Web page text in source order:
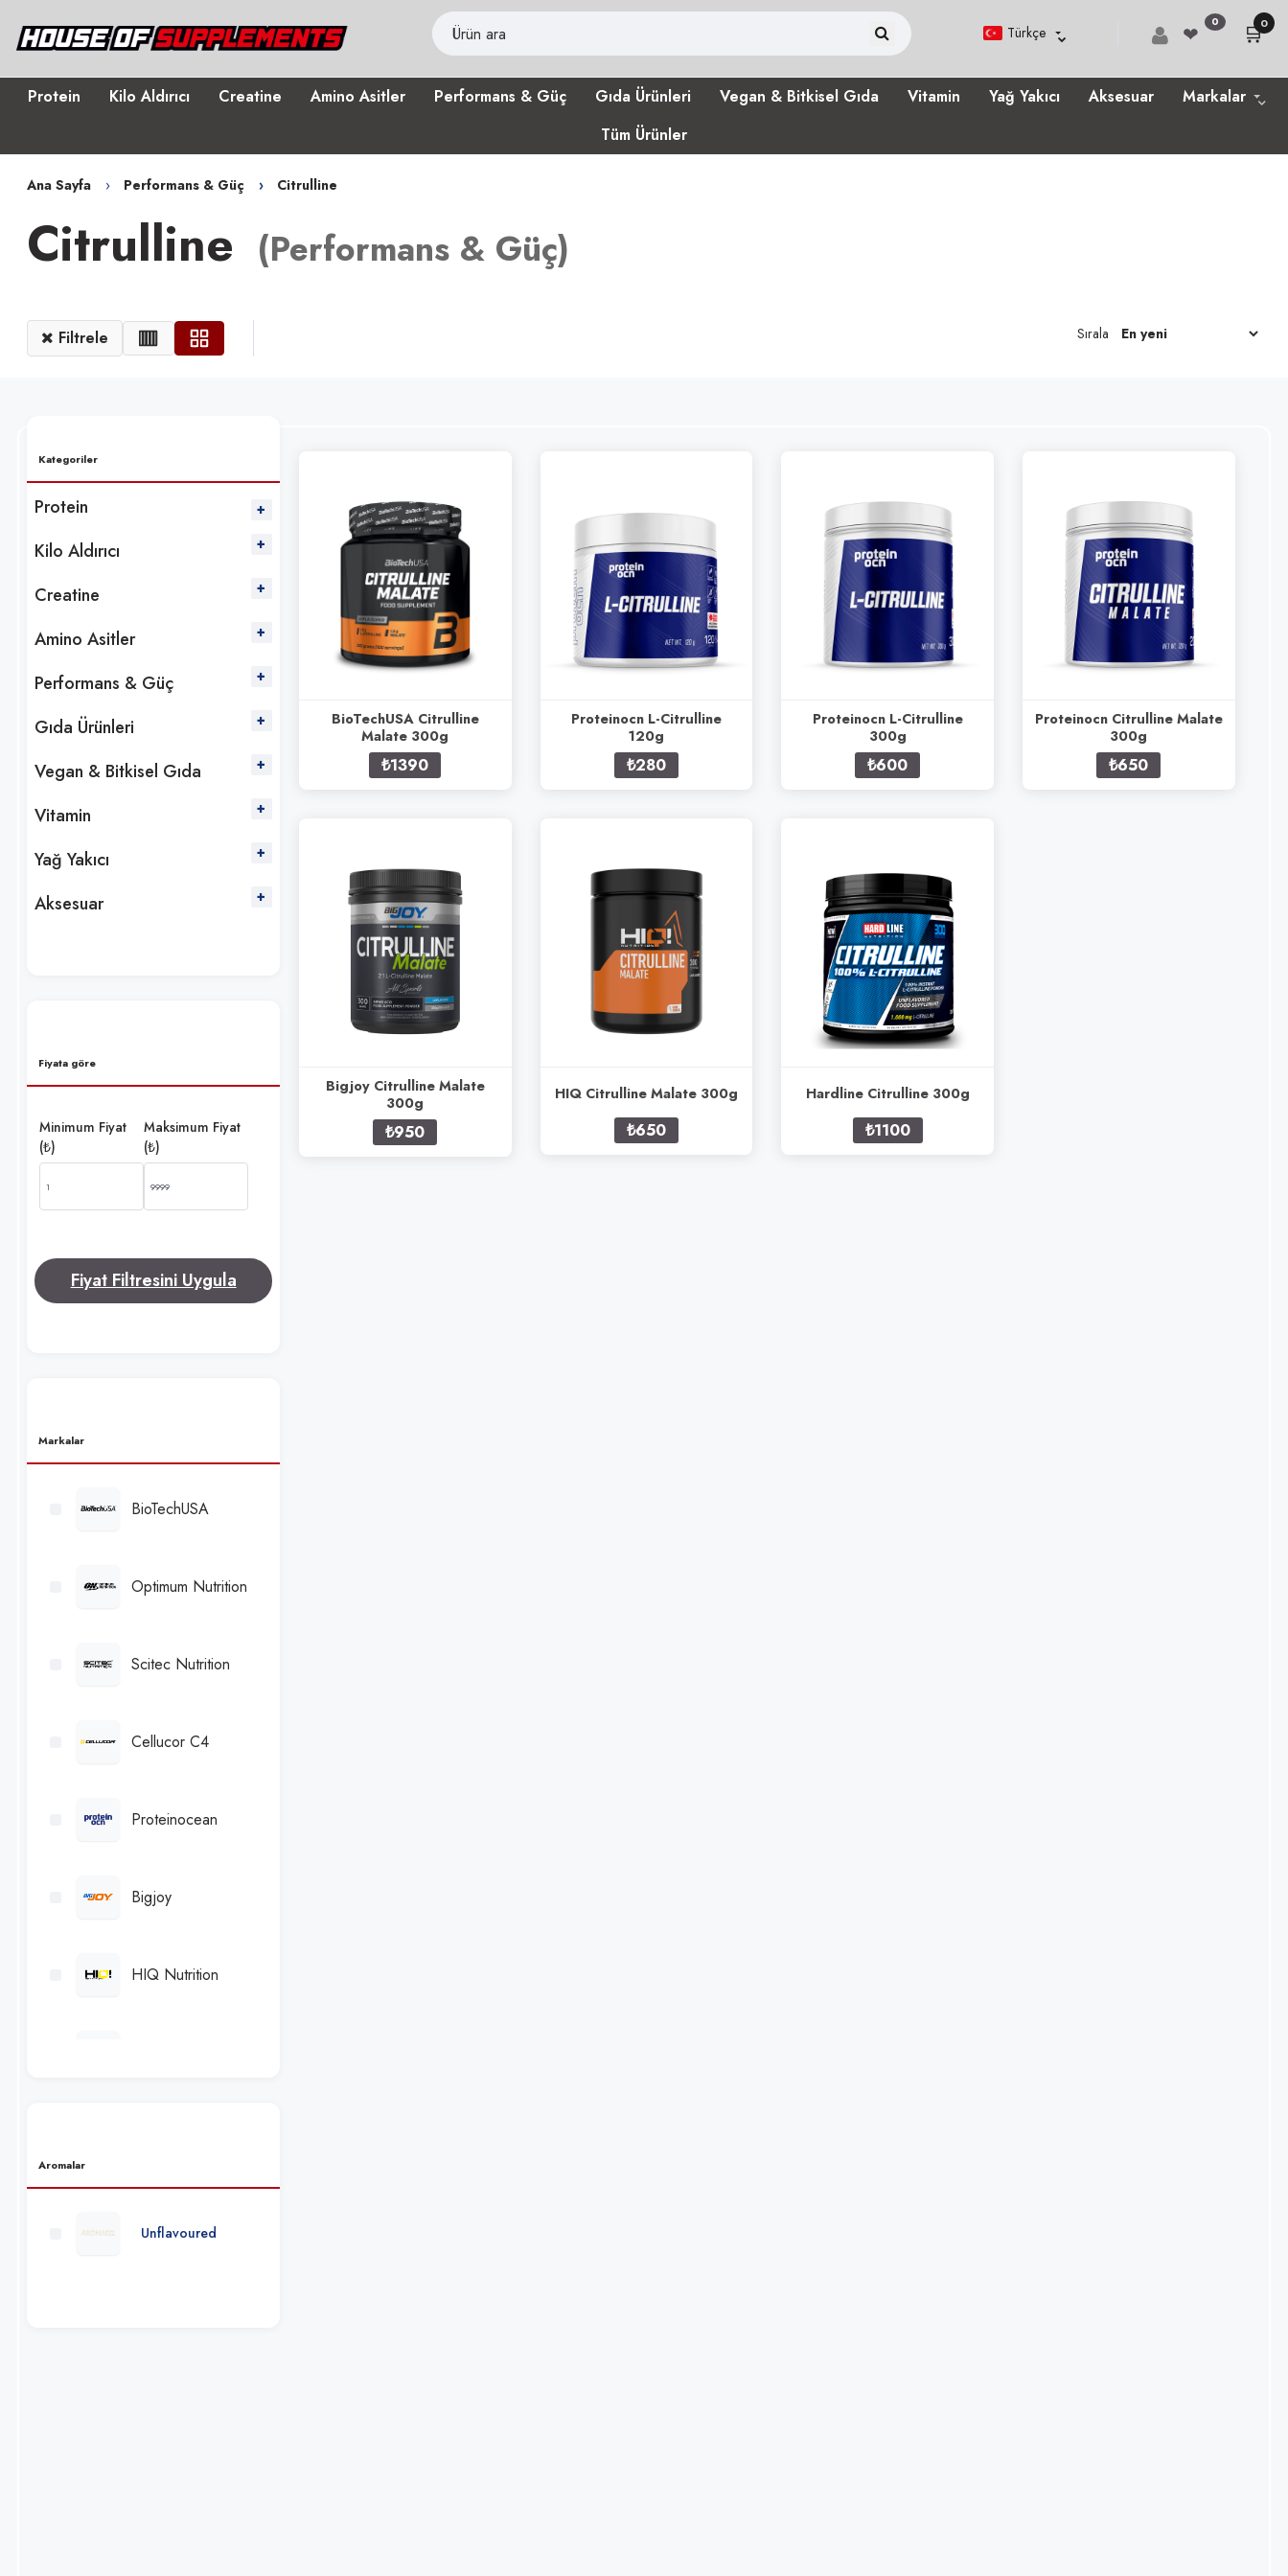
❤ 0 🛒0
Türkçe
Protein Kilo Aldırıcı Creatine Amino Asitler Performans & Güç Gıda Ürünleri Vegan & Bitkisel Gıda Vitamin Yağ Yakıcı Aksesuar
Markalar
Tüm Ürünler
Ana Sayfa Performans & Güç Citrulline
Citrulline (Performans & Güç)
Filtrele Sırala
Kategoriler
Protein
Kilo Aldırıcı
Creatine
Amino Asitler
Performans & Güç
Gıda Ürünleri
Vegan & Bitkisel Gıda
Vitamin
Yağ Yakıcı
Aksesuar
Fiyata göre
Minimum Fiyat
(₺)
Maksimum Fiyat
(₺)
Fiyat Filtresini Uygula
Markalar
BioTechUSA
Optimum Nutrition
Scitec Nutrition
Cellucor C4
Proteinocean
Bigjoy
HIQ Nutrition
Aromalar
Unflavoured
BioTechUSA Citrulline
Malate 300g
₺1390
Proteinocn L-Citrulline
120g
₺280
Proteinocn L-Citrulline
300g
₺600
Proteinocn Citrulline Malate
300g
₺650
Bigjoy Citrulline Malate
300g
₺950
HIQ Citrulline Malate 300g
₺650
Hardline Citrulline 300g
₺1100